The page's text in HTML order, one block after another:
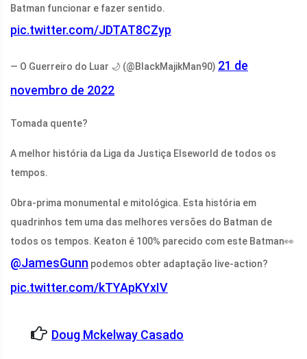
Batman funcionar e fazer sentido.
pic.twitter.com/JDTAT8CZyp
— O Guerreiro do Luar 🌙 (@BlackMajikMan90) 21 de
novembro de 2022
Tomada quente?
A melhor história da Liga da Justiça Elseworld de todos os
tempos.
Obra-prima monumental e mitológica. Esta história em
quadrinhos tem uma das melhores versões do Batman de
todos os tempos. Keaton é 100% parecido com este Batman👀
@JamesGunn podemos obter adaptação live-action?
pic.twitter.com/kTYApKYxIV
Doug Mckelway Casado